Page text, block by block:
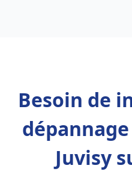
Besoin de
Juvisy